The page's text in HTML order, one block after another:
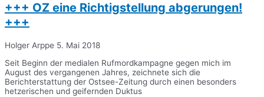
+++ OZ eine Richtigstellung abgerungen!
+++
Holger Arppe 5. Mai 2018
Seit Beginn der medialen Rufmordkampagne gegen mich im
August des vergangenen Jahres, zeichnete sich die
Berichterstattung der Ostsee-Zeitung durch einen besonders
hetzerischen und geifernden Duktus